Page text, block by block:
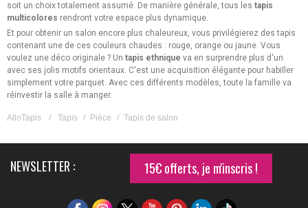
soit un choix totalement assumé. De manière générale, tous les tapis
multicolores rendront votre espace plus dynamique.
Et pour obtenir un salon encore plus chaleureux, vous privilégierez des tapis
contenant une de ces couleurs chaudes : rouge, orange ou jaune. Vous
voulez une déco originale ? Un tapis ethnique va en surprendre plus d'un
avec ses jolis motifs orientaux. C'est une acquisition élégante pour habiller
simplement votre parquet. Avec ces différents modèles, toute la famille va
réinvestir la salle à manger.
AlloTapis / Tapis / Pièce / Tapis de salon
NEWSLETTER : 15€ offerts, je m'inscris !